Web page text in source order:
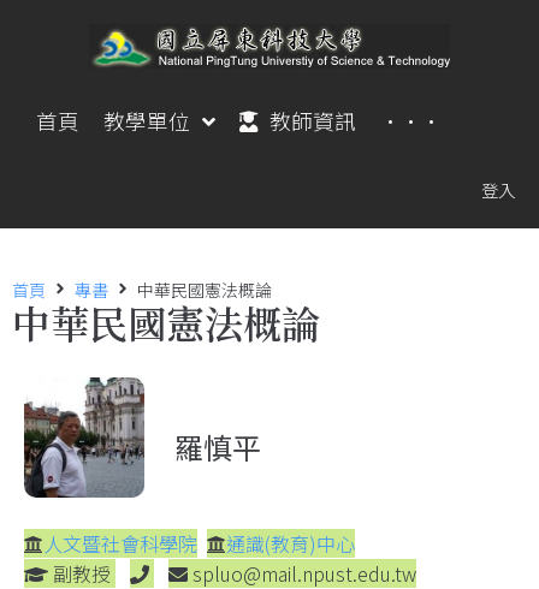
首頁 教學單位 教師資訊 ···
登入
首頁 專書 中華民國憲法概論
中華民國憲法概論
羅慎平
人文暨社會科學院
通識(教育)中心
副教授
spluo@mail.npust.edu.tw